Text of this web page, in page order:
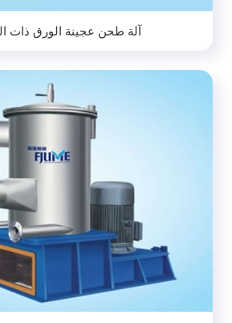
آلة طحن عجينة الورق ذات